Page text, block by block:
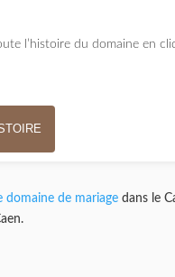
l’histoire du domaine en
domaine de mariagedans le